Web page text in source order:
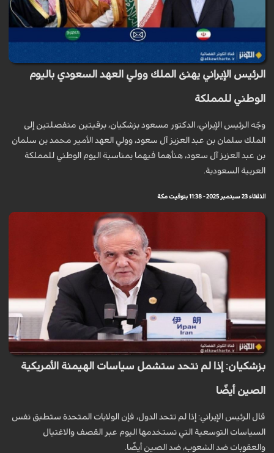
الرئيس الإيراني يهنئ الملك وولي العهد السعودي باليوم
الوطني للمملكة
وجّه الرئيس الإيراني، الدكتور مسعود بزشكيان، برقيتين منفصلتين إلى
الملك سلمان بن عبد العزيز آل سعود، وولي العهد الأمير محمد بن سلمان
بن عبد العزيز آل سعود، هنأهما فيهما بمناسبة اليوم الوطني للمملكة
العربية السعودية.
الثلاثاء 23 سبتمبر 2025 - 11:38 بتوقيت مكة
بزشكيان: إذا لم نتحد ستشمل سياسات الهيمنة الأمريكية
الصين أيضًا
قال الرئيس الإيراني: إذا لم تتحد الدول، فإن الولايات المتحدة ستطبق نفس
السياسات التوسعية التي تستخدمها اليوم عبر القصف والاغتيال
والعقوبات ضد الشعوب، ضد الصين أيضًا.